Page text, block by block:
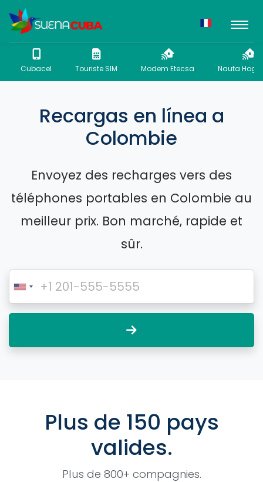
Cubacel Touriste SIM Modem Etecsa Nauta
Recargas en línea a
Colombie
Envoyez des recharges vers des
téléphones portables en Colombie au
meilleur prix. Bon marché, rapide et
sûr.
Plus de 150 pays
valides.
Plus de 800+ compagnies.